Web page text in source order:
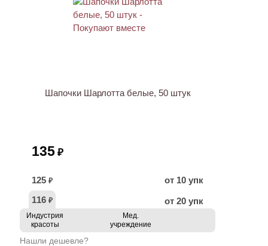
Шапочки Шарлотта белые, 50 штук
135 ₽
125 ₽
от 10 упк
116 ₽ от 20 упк
Индустрия
красоты
Мед.
учреждение
Нашли дешевле?